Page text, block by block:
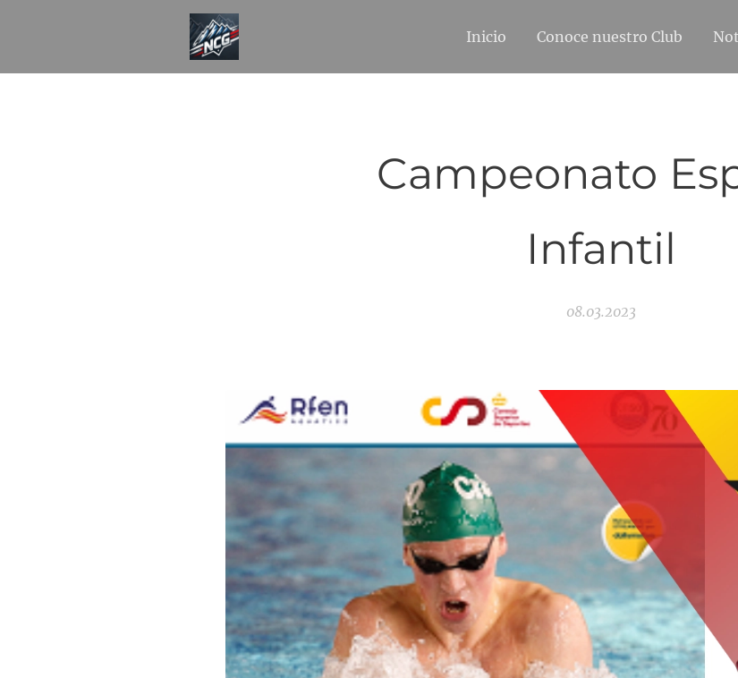
Inicio Conoce nuestro Club
Campeonato
Infantil
08.03.2023